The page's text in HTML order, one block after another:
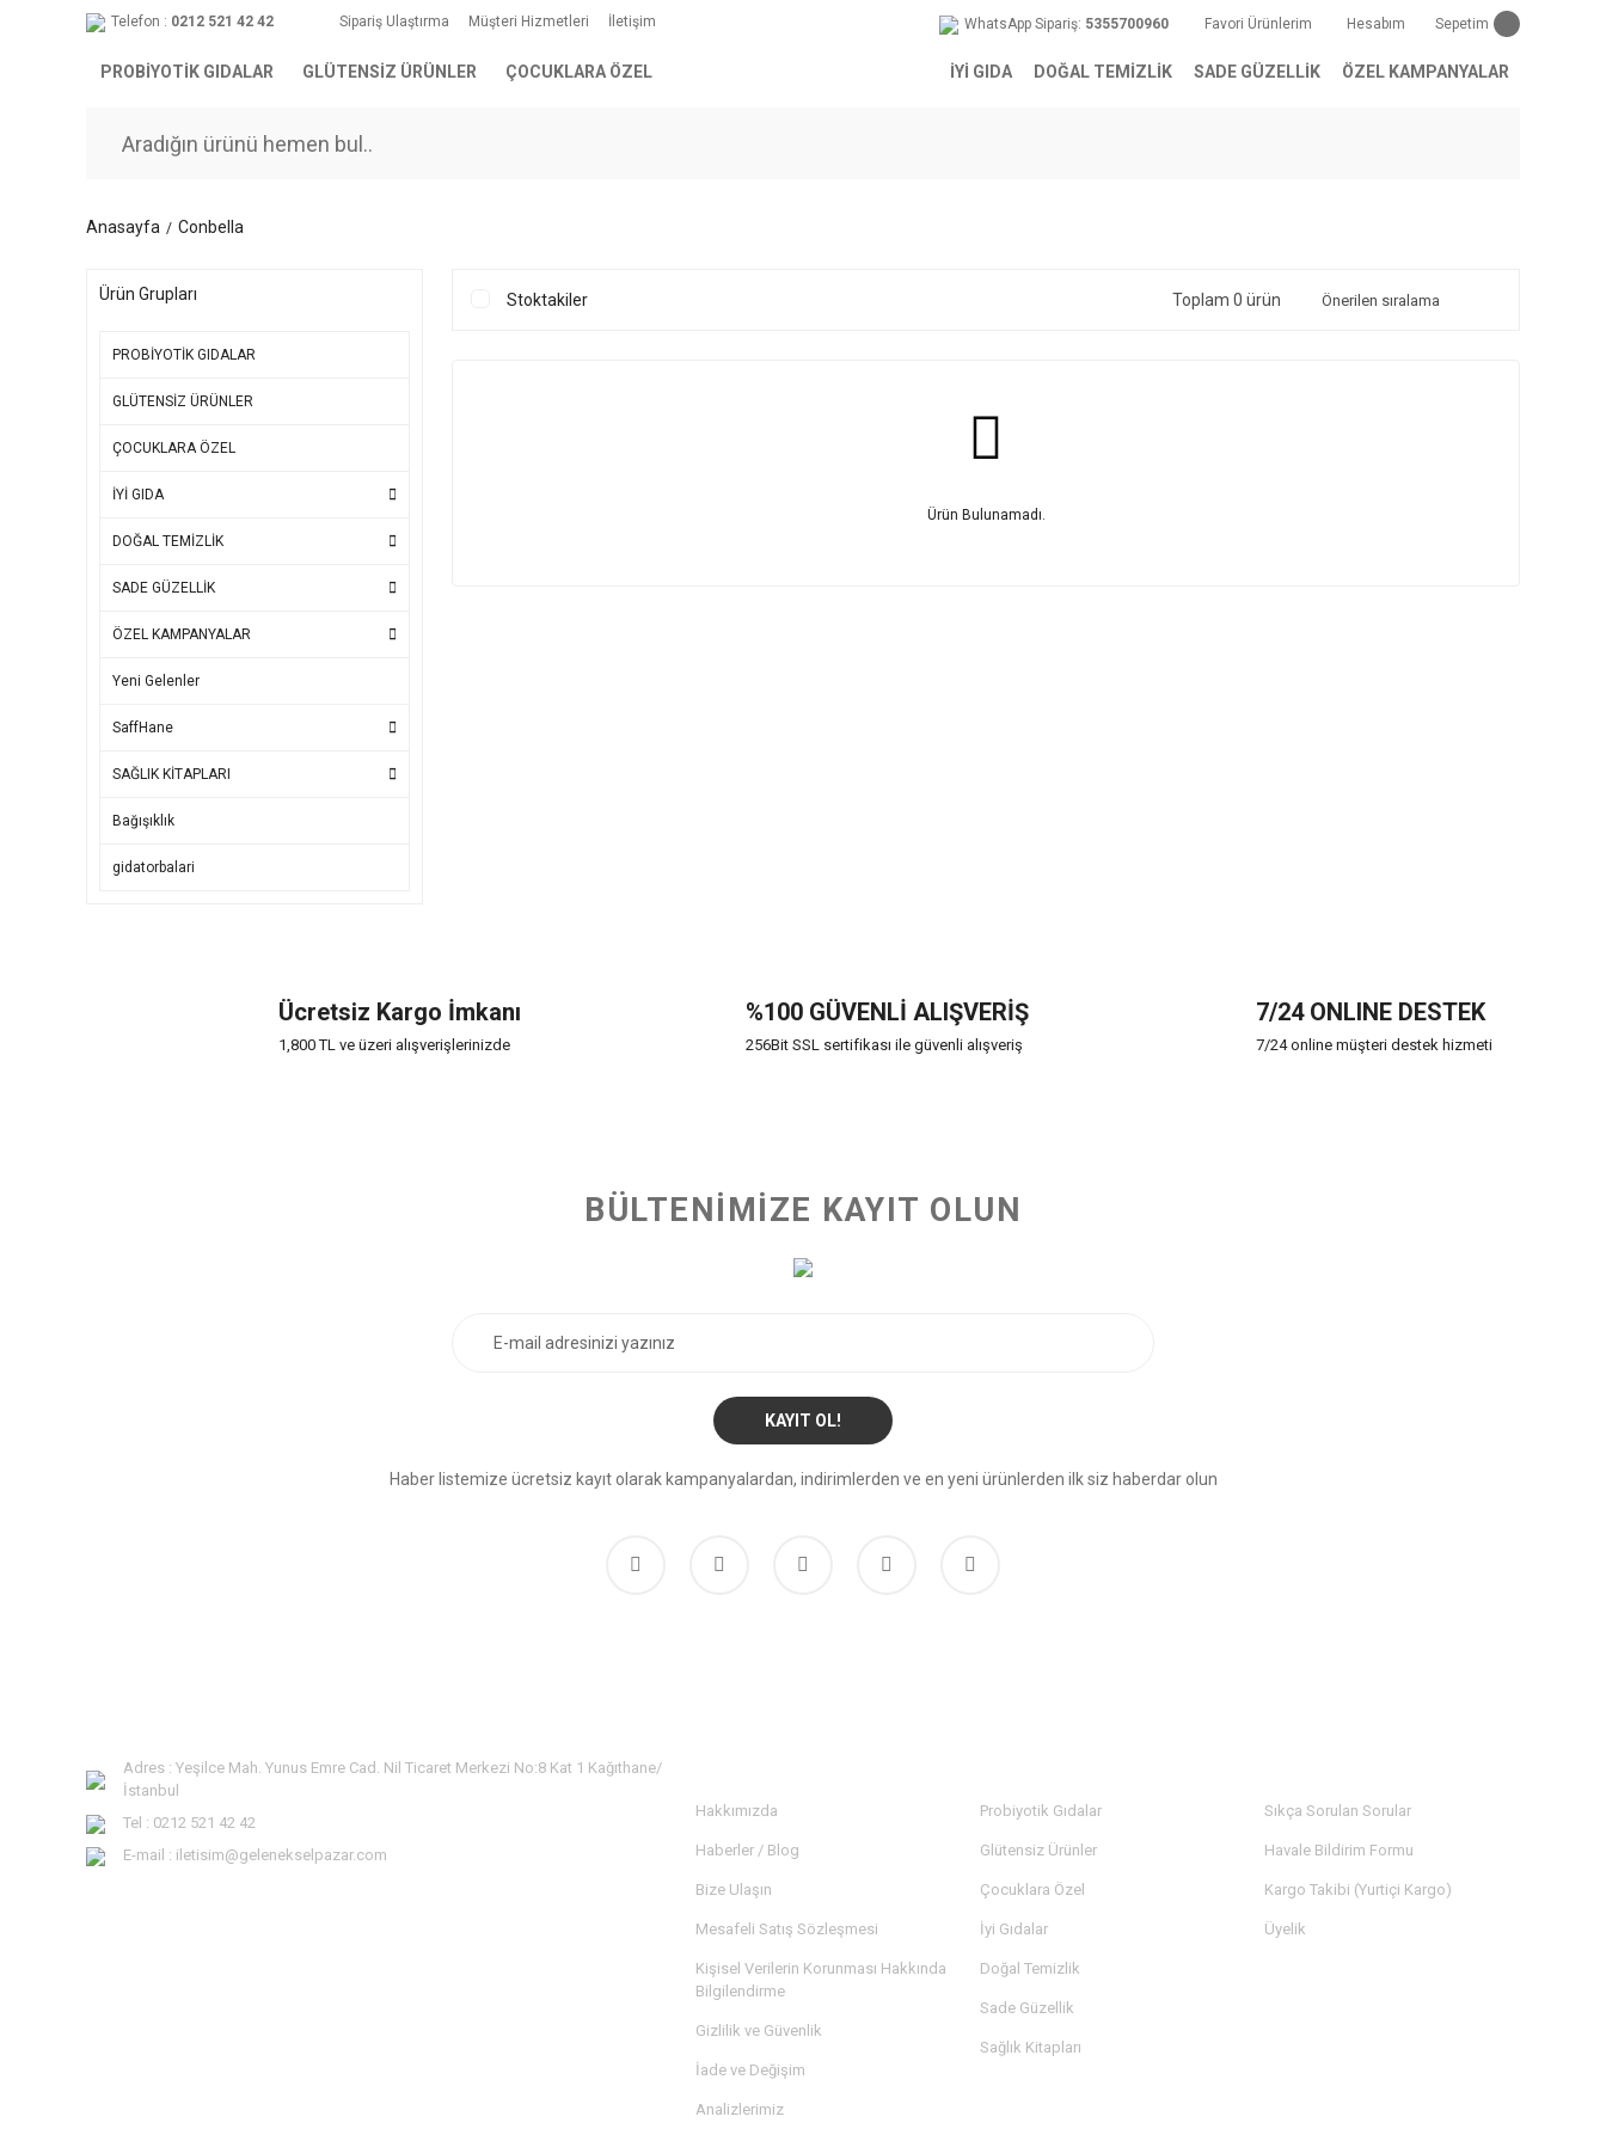
Telefon : 0212 521 42 42 Sipariş Ulaştırma Müşteri Hizmetleri İletişim WhatsApp Sipariş: 5355700960 Favori Ürünlerim Hesabım Sepetim
PROBİYOTİK GIDALAR GLÜTENSİZ ÜRÜNLER ÇOCUKLARA ÖZEL İYİ GIDA DOĞAL TEMİZLİK SADE GÜZELLİK ÖZEL KAMPANYALAR
Anasayfa Conbella
Ürün Grupları
PROBİYOTİK GIDALAR
GLÜTENSİZ ÜRÜNLER
ÇOCUKLARA ÖZEL
İYİ GIDA
DOĞAL TEMİZLİK
SADE GÜZELLİK
ÖZEL KAMPANYALAR
Yeni Gelenler
SaffHane
SAĞLIK KİTAPLARI
Bağışıklık
gidatorbalari
Stoktakiler Toplam 0 ürün
Ürün Bulunamadı.
Ücretsiz Kargo İmkanı
1,800 TL ve üzeri alışverişlerinizde
%100 GÜVENLİ ALIŞVERİŞ
256Bit SSL sertifikası ile güvenli alışveriş
7/24 ONLINE DESTEK
7/24 online müşteri destek hizmeti
BÜLTENİMİZE KAYIT OLUN
KAYIT OL!
Haber listemize ücretsiz kayıt olarak kampanyalardan, indirimlerden ve en yeni ürünlerden ilk siz haberdar olun
Adres : Yeşilce Mah. Yunus Emre Cad. Nil Ticaret Merkezi No:8 Kat 1 Kağıthane/
İstanbul
Tel : 0212 521 42 42
E-mail : iletisim@gelenekselpazar.com
Hakkımızda
Haberler / Blog
Bize Ulaşın
Mesafeli Satış Sözleşmesi
Kişisel Verilerin Korunması Hakkında
Bilgilendirme
Gizlilik ve Güvenlik
İade ve Değişim
Analizlerimiz
Probiyotik Gıdalar
Glütensiz Ürünler
Çocuklara Özel
İyi Gıdalar
Doğal Temizlik
Sade Güzellik
Sağlık Kitapları
Sıkça Sorulan Sorular
Havale Bildirim Formu
Kargo Takibi (Yurtiçi Kargo)
Üyelik